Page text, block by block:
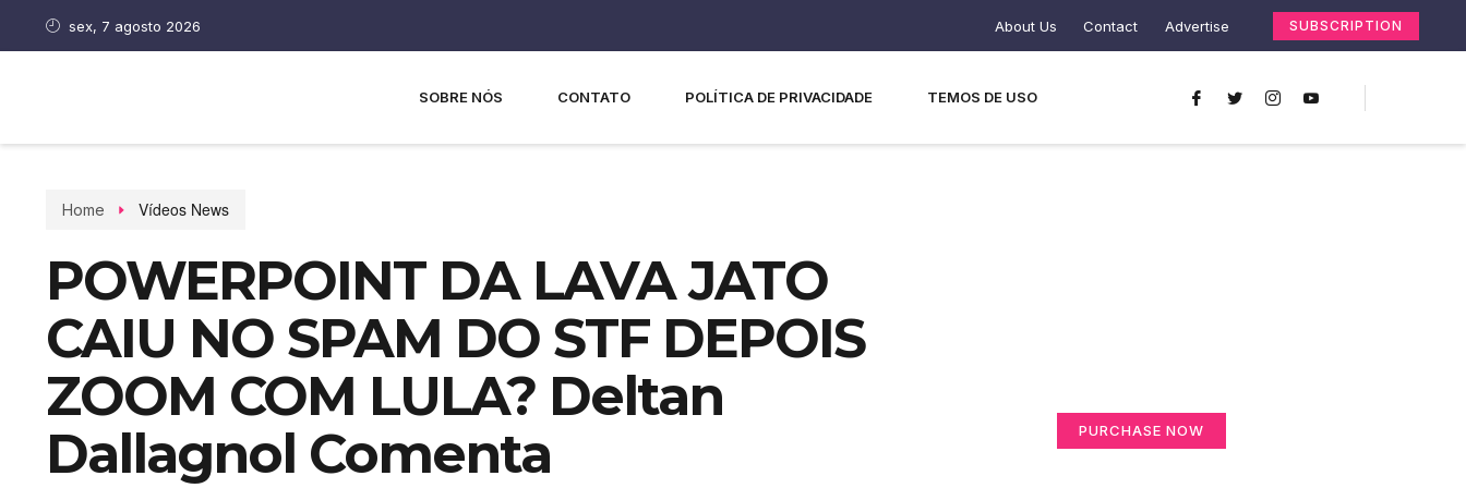
sex, 7 agosto 2026 About Us Contact Advertise SUBSCRIPTION
SOBRE NÓS CONTATO POLÍTICA DE PRIVACIDADE TEMOS DE USO
Home Vídeos News
POWERPOINT DA LAVA JATO
CAIU NO SPAM DO STF DEPOIS
ZOOM COM LULA? Deltan
Dallagnol Comenta
PURCHASE NOW